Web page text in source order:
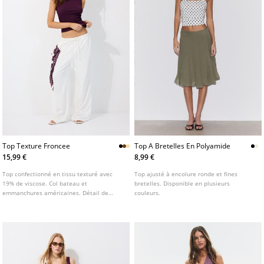
Top Texture Froncee
15,99 €
Top confectionné en tissu texturé avec
19% de viscose. Col bateau et
emmanchures américaines. Détail de
Top A Bretelles En Polyamide
8,99 €
Top ajusté à encolure ronde et fines
bretelles. Disponible en plusieurs
couleurs.